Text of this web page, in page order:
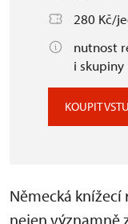
280 Kč/
nutnost
i skupiny
KOUPIT
Německá
nejen významně